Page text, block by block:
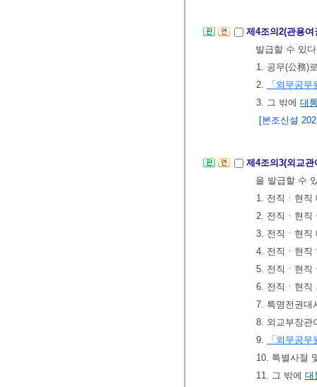
제4조의2(관용
발급할 수 있
1. 공무(公務)
2.
「외무공무
3. 그 밖에 대
[본조신설
제4조의3(외교
을 발급할 수
1. 전직ㆍ현직
2. 전직ㆍ현직
3. 전직ㆍ현직
4. 전직ㆍ현직
5. 전직ㆍ현직
6. 전직ㆍ현직
7. 특명전권대
8. 외교부장관
9.
「외무공무
10. 특별사절
11. 그 밖에 대